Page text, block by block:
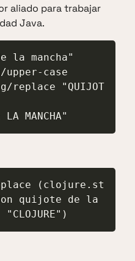
aliado para trabajar
Java.
la mancha"
MANCHA"
(clojure.st
quijote de la